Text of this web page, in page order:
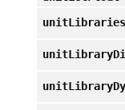
unitLibraries